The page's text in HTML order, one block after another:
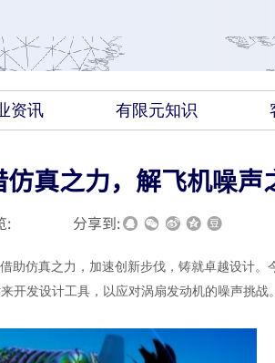
资讯 有限元知识
真之力，解飞机噪声
: 分享到:
仿真之力，加速创新步伐，铸就卓越设计。
开发设计工具，以应对涡扇发动机的噪声挑战。